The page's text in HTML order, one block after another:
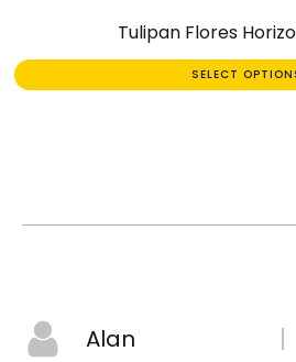
Tulipan Flores
SELECT
Alan